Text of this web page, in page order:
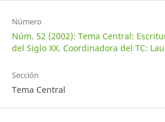
Número
Núm. 52 (2002): Tema Central:
del Siglo XX. Coordinadora del TC:
Sección
Tema Central